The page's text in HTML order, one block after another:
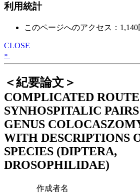
利用統計
このページへのアクセス：1,140
CLOSE
»
＜紀要論文＞
COMPLICATED
SYNHOSPITALIC
GENUS
WITH DESCRIPTIONS
SPECIES (DIPTERA,
DROSOPHILIDAE)
作成者名